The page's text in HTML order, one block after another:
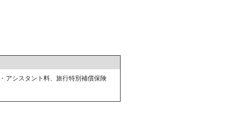
アシスタント料、旅行特別補償保険